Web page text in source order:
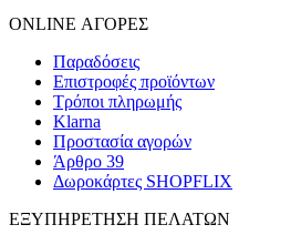
ONLINE ΑΓΟΡΕΣ
Παραδόσεις
Επιστροφές προϊόντων
Τρόποι πληρωμής
Klarna
Προστασία αγορών
Άρθρο 39
Δωροκάρτες SHOPFLIX
ΕΞΥΠΗΡΕΤΗΣΗ ΠΕΛΑΤΩΝ